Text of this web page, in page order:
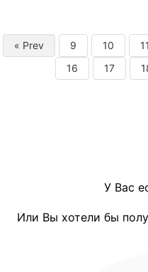
« Prev 9 10 11
16
17
У Вас
Или Вы хотели бы